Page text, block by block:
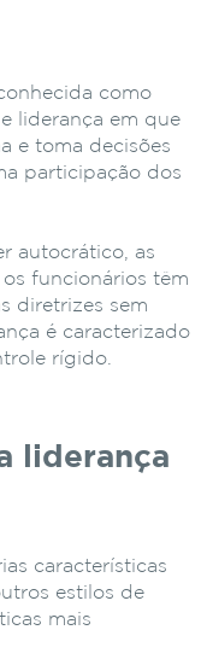
como
liderança em que
e toma decisões
participação dos
autocrático, as
funcionários têm
diretrizes sem
é caracterizado
rígido.
liderança
características
estilos de
mais